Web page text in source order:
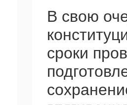
В свою
сроки